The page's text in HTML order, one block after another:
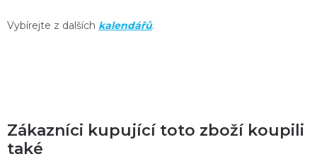
Vybírejte z dalších kalendářů.
Zákazníci kupující toto zboží koupili
také